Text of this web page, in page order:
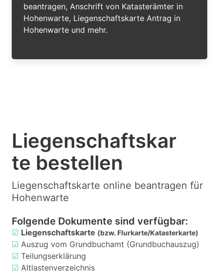
beantragen, Anschrift von Katasterämter in
Hohenwarte, Liegenschaftskarte Antrag in
Hohenwarte und mehr.
Liegenschaftskar
te bestellen
Liegenschaftskarte online beantragen für
Hohenwarte
Folgende Dokumente sind verfügbar:
☑ Liegenschaftskarte (bzw. Flurkarte/Katasterkarte)
☑ Auszug vom Grundbuchamt (Grundbuchauszug)
☑ Teilungserklärung
☑ Altlastenverzeichnis